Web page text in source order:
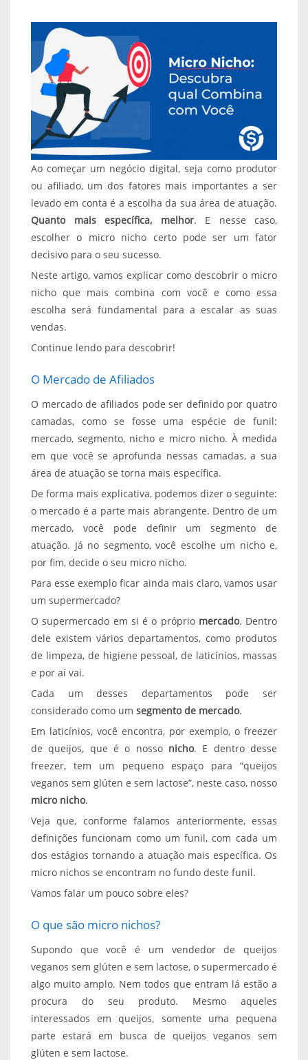
Ao começar um negócio digital, seja como produtor
ou afiliado, um dos fatores mais importantes a ser
levado em conta é a escolha da sua área de atuação.
Quanto mais específica, melhor. E nesse caso,
escolher o micro nicho certo pode ser um fator
decisivo para o seu sucesso.
Neste artigo, vamos explicar como descobrir o micro
nicho que mais combina com você e como essa
escolha será fundamental para a escalar as suas
vendas.
Continue lendo para descobrir!
O Mercado de Afiliados
O mercado de afiliados pode ser definido por quatro
camadas, como se fosse uma espécie de funil:
mercado, segmento, nicho e micro nicho. À medida
em que você se aprofunda nessas camadas, a sua
área de atuação se torna mais específica.
De forma mais explicativa, podemos dizer o seguinte:
o mercado é a parte mais abrangente. Dentro de um
mercado, você pode definir um segmento de
atuação. Já no segmento, você escolhe um nicho e,
por fim, decide o seu micro nicho.
Para esse exemplo ficar ainda mais claro, vamos usar
um supermercado?
O supermercado em si é o próprio mercado. Dentro
dele existem vários departamentos, como produtos
de limpeza, de higiene pessoal, de laticínios, massas
e por aí vai.
Cada um desses departamentos pode ser
considerado como um segmento de mercado.
Em laticínios, você encontra, por exemplo, o freezer
de queijos, que é o nossonicho. E dentro desse
freezer, tem um pequeno espaço para “queijos
veganos sem glúten e sem lactose”, neste caso, nosso
micro nicho.
Veja que, conforme falamos anteriormente, essas
definições funcionam como um funil, com cada um
dos estágios tornando a atuação mais específica. Os
micro nichos se encontram no fundo deste funil.
Vamos falar um pouco sobre eles?
O que são micro nichos?
Supondo que você é um vendedor de queijos
veganos sem glúten e sem lactose, o supermercado é
algo muito amplo. Nem todos que entram lá estão a
procura do seu produto. Mesmo aqueles
interessados em queijos, somente uma pequena
parte estará em busca de queijos veganos sem
glúten e sem lactose.